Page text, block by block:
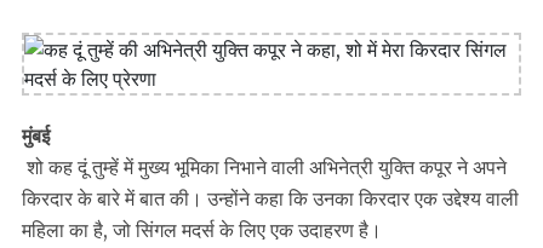
मुंबई
शो कह दूं तुम्हें में मुख्य भूमिका निभाने वाली अभिनेत्री युक्ति कपूर ने अपने
किरदार के बारे में बात की। उन्होंने कहा कि उनका किरदार एक उद्देश्य वाली
महिला का है, जो सिंगल मदर्स के लिए एक उदाहरण है।